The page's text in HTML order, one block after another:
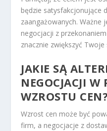
będzie satysfakcjonujące
zaangażowanych. Ważne
negocjacji z
znacznie zwiększyć Twoje
JAKIE SĄ
NEGOCJACJI W
WZROSTU
Wzrost cen może być
firm, a negocjacje z